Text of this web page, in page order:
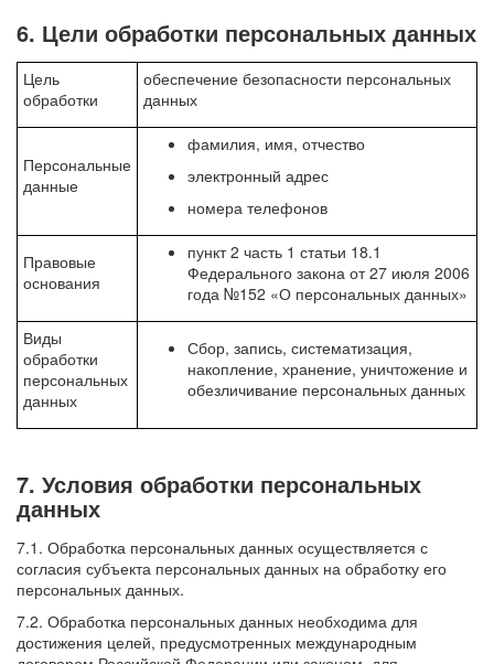
6. Цели обработки персональных данных
Цель
обработки
обеспечение безопасности персональных
данных
Персональные
данные
фамилия, имя, отчество
электронный адрес
номера телефонов
Правовые
основания
пункт 2 часть 1 статьи 18.1
Федерального закона от 27 июля 2006
года №152 «О персональных данных»
Виды
обработки
персональных
данных
Сбор, запись, систематизация,
накопление, хранение, уничтожение и
обезличивание персональных данных
7. Условия обработки персональных
данных
7.1. Обработка персональных данных осуществляется с
согласия субъекта персональных данных на обработку его
персональных данных.
7.2. Обработка персональных данных необходима для
достижения целей, предусмотренных международным